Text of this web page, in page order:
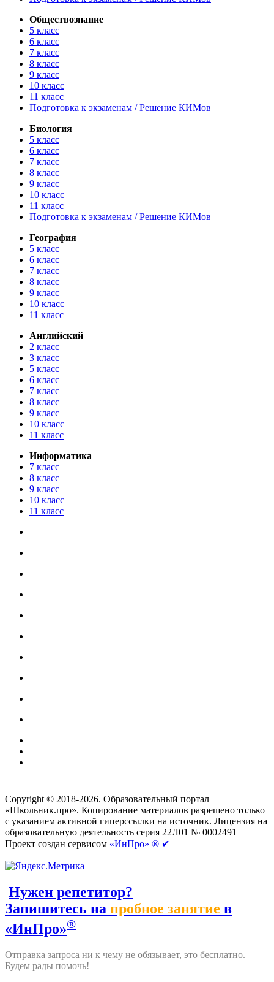
Обществознание
5 класс
6 класс
7 класс
8 класс
9 класс
10 класс
11 класс
Подготовка к экзаменам / Решение КИМов
Биология
5 класс
6 класс
7 класс
8 класс
9 класс
10 класс
11 класс
Подготовка к экзаменам / Решение КИМов
География
5 класс
6 класс
7 класс
8 класс
9 класс
10 класс
11 класс
Английский
2 класс
3 класс
5 класс
6 класс
7 класс
8 класс
9 класс
10 класс
11 класс
Информатика
7 класс
8 класс
9 класс
10 класс
11 класс
Copyright © 2018-2026. Образовательный портал
«Школьник.про». Копирование материалов разрешено только
с указанием активной гиперссылки на источник. Лицензия на
образовательную деятельность серия 22Л01 № 0002491
Проект создан сервисом «ИнПро» ® ✔
Нужен репетитор?
Запишитесь на пробное занятие в
«ИнПро»®
Отправка запроса ни к чему не обязывает, это бесплатно.
Будем рады помочь!